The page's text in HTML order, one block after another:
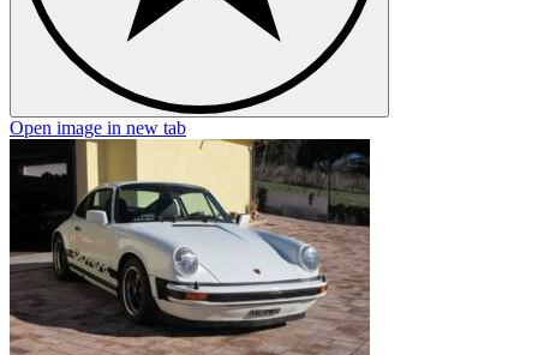
Open image in new tab